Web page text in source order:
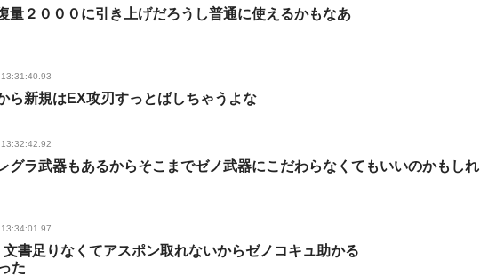
量２０００に引き上げだろうし普通に使えるかもなあ
ら新規はEX攻刃すっとばしちゃうよな
グラ武器もあるからそこまでゼノ武器にこだわらなくてもいいのかもしれ
書足りなくてアスポン取れないからゼノコキュ助かる
た